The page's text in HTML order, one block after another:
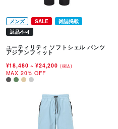
メンズ SALE
雑誌掲載
返品不可
ユーティリティ ソフトシェル パンツ
アジアンフィット
¥18,480~ ¥24,200 (税込)
MAX 20% OFF